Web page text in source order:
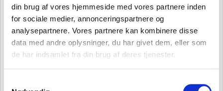
din brug af vores hjemmeside med vores partnere inden
for sociale medier, annonceringspartnere og
analysepartnere. Vores partnere kan kombinere disse
data med andre oplysninger, du har givet dem, eller som
de har indsamlet fra din brug af deres tjenester.
Affaldssortering
Affaldsspande
Affaldsstativer
Antibakterielle microfiberklude
Desinfektionsmidler
Ecolab produkter
Desinfektion og rengøring
Handsker og værnemidler
FÅ 10% PÅ DIN FØRSTE ORDRE